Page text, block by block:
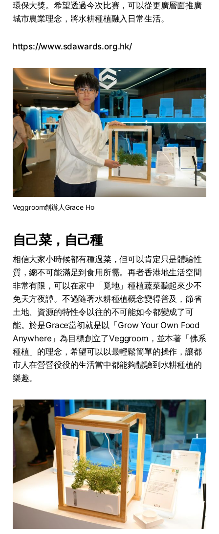
環保大獎。希望透過今次比賽，可以從更廣層面推廣
城市農業理念，將水耕種植融入日常生活。
https://www.sdawards.org.hk/
Veggroom創辦人Grace Ho
自己菜，自己種
相信大家小時候都有種過菜，但可以肯定只是體驗性
質，總不可能滿足到食用所需。再者香港地生活空間
非常有限，可以在家中「覓地」種植蔬菜聽起來少不
免天方夜譚。不過隨著水耕種植概念變得普及，節省
土地、資源的特性令以往的不可能如今都變成了可
能。於是Grace當初就是以「Grow Your Own Food
Anywhere」為目標創立了Veggroom，並本著「佛系
種植」的理念，希望可以以最輕鬆簡單的操作，讓都
市人在營營役役的生活當中都能夠體驗到水耕種植的
樂趣。